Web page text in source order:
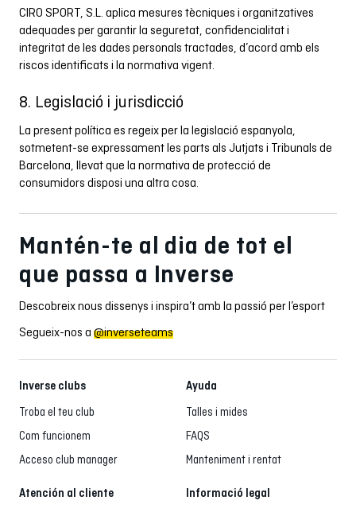
CIRO SPORT, S.L. aplica mesures tècniques i organitzatives
adequades per garantir la seguretat, confidencialitat i
integritat de les dades personals tractades, d’acord amb els
riscos identificats i la normativa vigent.
8. Legislació i jurisdicció
La present política es regeix per la legislació espanyola,
sotmetent-se expressament les parts als Jutjats i Tribunals de
Barcelona, llevat que la normativa de protecció de
consumidors disposi una altra cosa.
Mantén-te al dia de tot el
que passa a Inverse
Descobreix nous dissenys i inspira’t amb la passió per l’esport
Segueix-nos a @inverseteams
Inverse clubs
Troba el teu club
Com funcionem
Acceso club manager
Ayuda
Talles i mides
FAQS
Manteniment i rentat
Atención al cliente Informació legal